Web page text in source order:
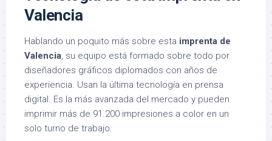
Valencia
Hablando un poquito más sobre esta imprenta de
Valencia, su equipo está formado sobre todo por
diseñadores gráficos diplomados con años de
experiencia. Usan la última tecnología en prensa
digital. Es la más avanzada del mercado y pueden
imprimir más de 91.200 impresiones a color en un
solo turno de trabajo.